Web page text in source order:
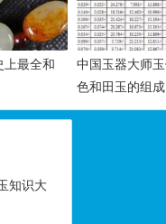
上最全和
中国玉器大师
色和田玉的组成
知识大